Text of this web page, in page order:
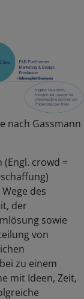
nach Gassmann
crowd =
des
der
sowie
von
zu einem
mit Ideen, Zeit,